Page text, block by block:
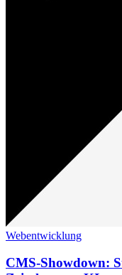
Webentwicklung
CMS-Showdown: